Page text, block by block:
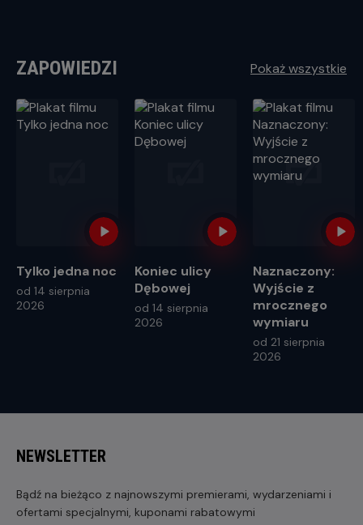
ZAPOWIEDZI Pokaż wszystkie
Tylko jedna noc
od 14 sierpnia
2026
Koniec ulicy
Dębowej
od 14 sierpnia
2026
Naznaczony:
Wyjście z
mrocznego
wymiaru
od 21 sierpnia
2026
NEWSLETTER
Bądź na bieżąco z najnowszymi premierami, wydarzeniami i
ofertami specjalnymi, kuponami rabatowymi